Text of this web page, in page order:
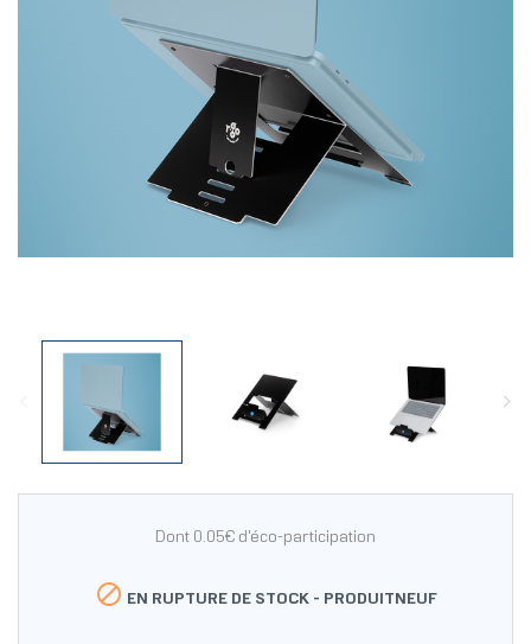
Dont 0.05€ d'éco-participation
 EN RUPTURE DE STOCK - PRODUITNEUF